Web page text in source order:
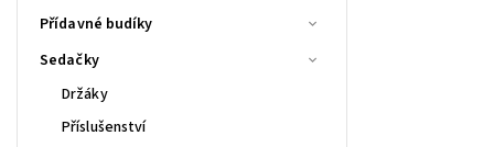
Přídavné budíky
Sedačky
Držáky
Příslušenství